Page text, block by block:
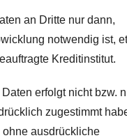
an Dritte nur dann,
notwendig ist,
Kreditinstitut.
erfolgt nicht bzw.
zugestimmt
ohne ausdrückliche